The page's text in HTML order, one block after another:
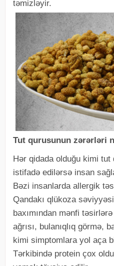
təmizləyir.
Tut qurusunun zərərləri
Hər qidada olduğu kimi
istifadə edilərsə insan
Bəzi insanlarda allergik
Qandakı qlükoza
baxımından mənfi
ağrısı, bulanıqlıq görmə,
kimi simptomlara yol aça
Tərkibində protein çox